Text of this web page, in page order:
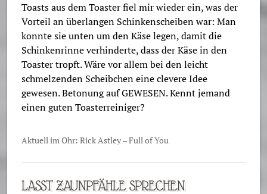
Toasts aus dem Toaster fiel mir wieder ein, was der
Vorteil an überlangen Schinkenscheiben war: Man
konnte sie unten um den Käse legen, damit die
Schinkenrinne verhinderte, dass der Käse in den
Toaster tropft. Wäre vor allem bei den leicht
schmelzenden Scheibchen eine clevere Idee
gewesen. Betonung auf GEWESEN. Kennt jemand
einen guten Toasterreiniger?
Aktuell im Ohr: Rick Astley – Full of You
LASST ZAUNPFÄHLE SPRECHEN